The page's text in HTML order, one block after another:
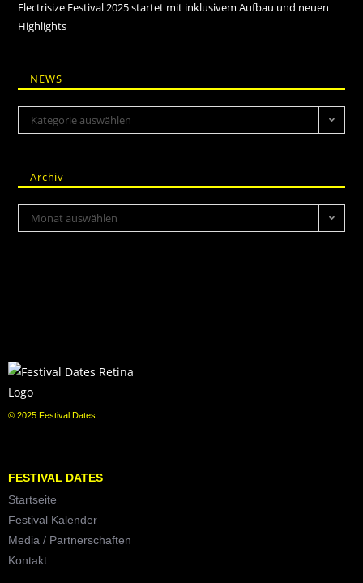
Electrisize Festival 2025 startet mit inklusivem Aufbau und neuen
Highlights
NEWS
Kategorie auswählen
Archiv
Monat auswählen
© 2025 Festival Dates
FESTIVAL DATES
Startseite
Festival Kalender
Media / Partnerschaften
Kontakt